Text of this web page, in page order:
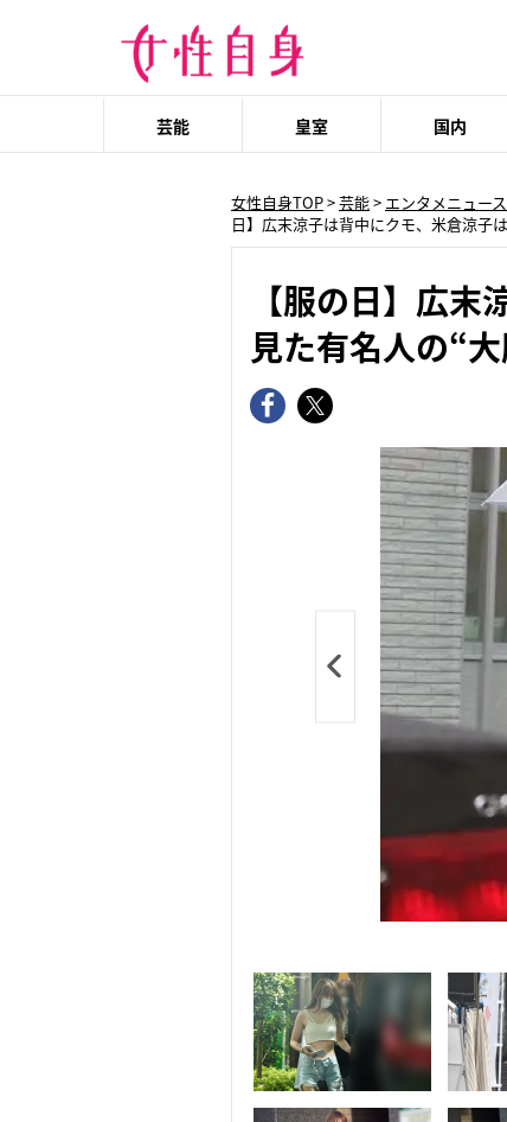
芸能 皇室 国内
女性自身TOP>芸能> エンタメニュース
日】広末涼子は背中にクモ、米倉涼子
【服の日】広
見た有名人の“